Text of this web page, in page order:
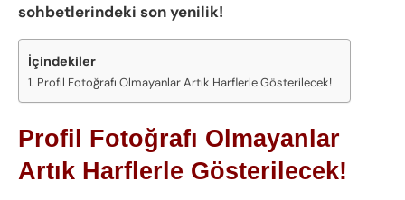
sohbetlerindeki son yenilik!
İçindekiler
Profil Fotoğrafı Olmayanlar Artık Harflerle Gösterilecek!
Profil Fotoğrafı Olmayanlar
Artık Harflerle Gösterilecek!